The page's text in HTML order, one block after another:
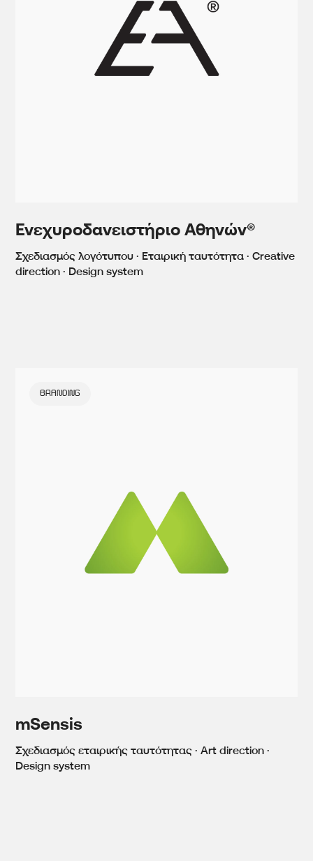
Ενεχυροδανειστήριο Αθηνών®
Σχεδιασμός λογότυπου · Εταιρική ταυτότητα · Creative
direction · Design system
mSensis
Σχεδιασμός εταιρικής ταυτότητας · Art direction ·
Design system
BRANDING